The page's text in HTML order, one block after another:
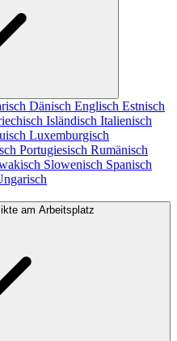
Dänisch Englisch Estnisch
Isländisch Italienisch
Luxemburgisch
Portugiesisch Rumänisch
Slowenisch Spanisch
am Arbeitsplatz